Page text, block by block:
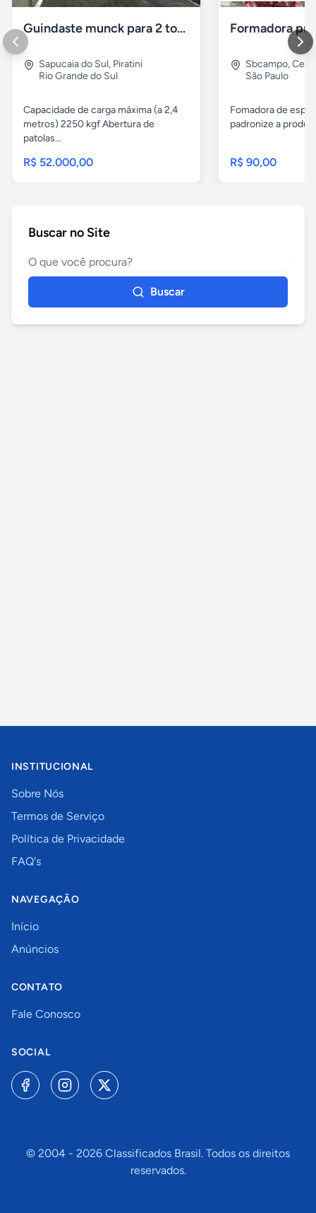
Guindaste munck para 2 toneladas
Sapucaia do Sul, Piratini
Rio Grande do Sul
Capacidade de carga máxima (a 2,4
metros) 2250 kgf Abertura de
patolas...
R$ 52.000,00
Sbcampo,
São Paulo
Fomadora de
padronize a
R$ 90,00
Buscar no Site
Buscar
INSTITUCIONAL
Sobre Nós
Termos de Serviço
Política de Privacidade
FAQ's
NAVEGAÇÃO
Início
Anúncios
CONTATO
Fale Conosco
SOCIAL
© 2004 - 2026 Classificados Brasil. Todos os direitos
reservados.